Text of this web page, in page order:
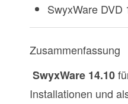
SwyxWare DVD
Zusammenfassung
SwyxWare 14.10
Installationen und